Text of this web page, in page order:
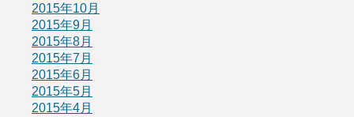
2015年10月
2015年9月
2015年8月
2015年7月
2015年6月
2015年5月
2015年4月